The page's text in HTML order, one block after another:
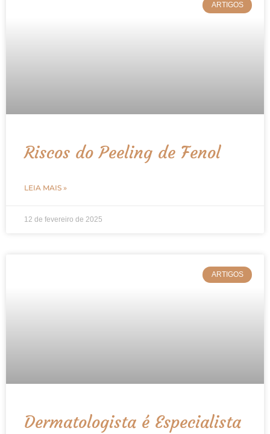
ARTIGOS
Riscos do Peeling de Fenol
LEIA MAIS »
12 de fevereiro de 2025
ARTIGOS
Dermatologista é Especialista